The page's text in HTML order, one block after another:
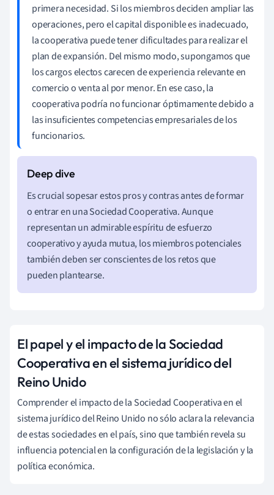
primera necesidad. Si los miembros deciden ampliar las
operaciones, pero el capital disponible es inadecuado,
la cooperativa puede tener dificultades para realizar el
plan de expansión. Del mismo modo, supongamos que
los cargos electos carecen de experiencia relevante en
comercio o venta al por menor. En ese caso, la
cooperativa podría no funcionar óptimamente debido a
las insuficientes competencias empresariales de los
funcionarios.
Es crucial sopesar estos pros y contras antes de formar
o entrar en una Sociedad Cooperativa. Aunque
representan un admirable espíritu de esfuerzo
cooperativo y ayuda mutua, los miembros potenciales
también deben ser conscientes de los retos que
pueden plantearse.
El papel y el impacto de la Sociedad
Cooperativa en el sistema jurídico del
Reino Unido
Comprender el impacto de la Sociedad Cooperativa en el
sistema jurídico del Reino Unido no sólo aclara la relevancia
de estas sociedades en el país, sino que también revela su
influencia potencial en la configuración de la legislación y la
política económica.